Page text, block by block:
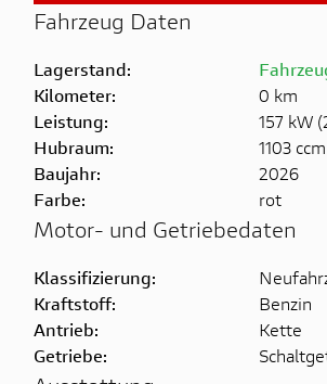
Fahrzeug Daten
Lagerstand:
Kilometer:
0 km
Leistung:
157 kW
Hubraum:
1103 ccm
Baujahr:
2026
Farbe:
rot
Motor- und Getriebedaten
Klassifizierung:
Kraftstoff:
Benzin
Antrieb:
Kette
Getriebe: